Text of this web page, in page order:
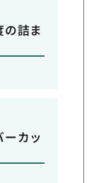
詰ま
カッ